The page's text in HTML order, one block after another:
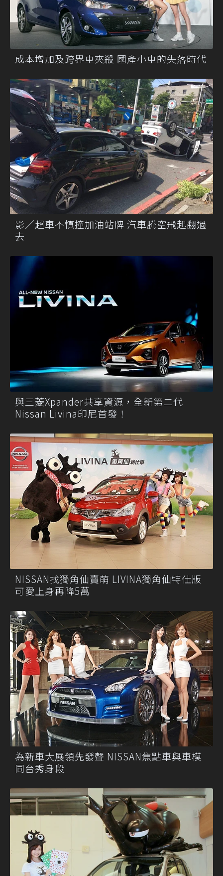
成本增加及跨界車夾殺 國產小車的失落時代
影／超車不慎撞加油站牌 汽車騰空飛起翻過
去
與三菱Xpander共享資源，全新第二代
Nissan Livina印尼首發！
NISSAN找獨角仙賣萌 LIVINA獨角仙特仕版
可愛上身再降5萬
為新車大展領先發聲 NISSAN焦點車與車模
同台秀身段